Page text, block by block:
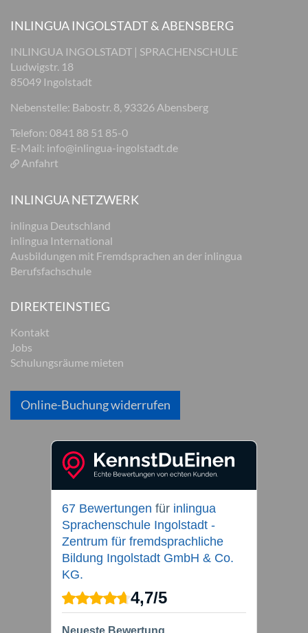
INLINGUA INGOLSTADT & ABENSBERG
INLINGUA INGOLSTADT | SPRACHENSCHULE
Ludwigstr. 18
85049 Ingolstadt
Nebenstelle: Babostr. 8, 93326 Abensberg
Telefon: 0841 88 51 85-0
E-Mail: info@inlingua-ingolstadt.de
Anfahrt
INLINGUA NETZWERK
inlingua Deutschland
inlingua International
Ausbildungen mit Fremdsprachen an der inlingua
Berufsfachschule
DIREKTEINSTIEG
Kontakt
Jobs
Schulungsräume mieten
Online-Buchung widerrufen
67 Bewertungen für inlingua
Sprachenschule Ingolstadt -
Zentrum für fremdsprachliche
Bildung Ingolstadt GmbH & Co.
KG.
4,7/5
Neueste Bewertung